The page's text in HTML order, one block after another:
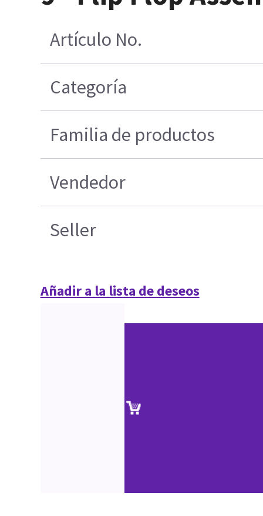
Artículo No.
Categoría
Familia de productos
Vendedor
Seller
Añadir a la lista de deseos